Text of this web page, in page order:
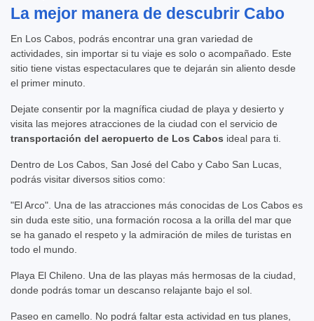
La mejor manera de descubrir Cabo
En Los Cabos, podrás encontrar una gran variedad de
actividades, sin importar si tu viaje es solo o acompañado. Este
sitio tiene vistas espectaculares que te dejarán sin aliento desde
el primer minuto.
Dejate consentir por la magnífica ciudad de playa y desierto y
visita las mejores atracciones de la ciudad con el servicio de
transportación del aeropuerto de Los Cabos ideal para ti.
Dentro de Los Cabos, San José del Cabo y Cabo San Lucas,
podrás visitar diversos sitios como:
"El Arco". Una de las atracciones más conocidas de Los Cabos es
sin duda este sitio, una formación rocosa a la orilla del mar que
se ha ganado el respeto y la admiración de miles de turistas en
todo el mundo.
Playa El Chileno. Una de las playas más hermosas de la ciudad,
donde podrás tomar un descanso relajante bajo el sol.
Paseo en camello. No podrá faltar esta actividad en tus planes,